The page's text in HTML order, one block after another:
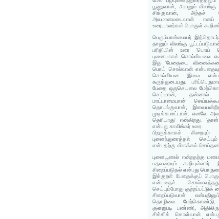
பூணுவான், அவனும்
சிக்குவான், அந்தச்
அவமானமடைவான் எனப்
உரையாளர்கள் பொருள்
பெரும்பான்மையர்
தானும் விலங்கு
பரிதியின் உரை 'பொய்
புனையாகச் சொல்லியவை
இது 'பேதையை
பொய் சொல்வான்
சொல்லியன இவை
கருத்துடையது.
பேதை ஒருசெயலை
செய்வான், தன்னால்
மாட்டாமையான்
தொடங்குவான்,
முடிக்கமாட்டான். எனவே
தெரியாது' என்கிறது.
என்பது காலிங்கர் உரை.
பிறருக்காகச் சிறையும்
புனைந்துரைத்தல்
என்பதற்கு விளக்கம்
புனைபூணல் என்றதற்கு
பதவுரையும்
சிறைப்படுதல் என்பது
இக்குறள் பேதைக்குப்
என்பதைச்
செய்யும்போது குற்றப்பட்டுக்
சிறைப்படுவான்
தொழிலை மேற்கொண்டு,
குளறுபடி பண்ணி,
சிக்கிக் கொள்வான்